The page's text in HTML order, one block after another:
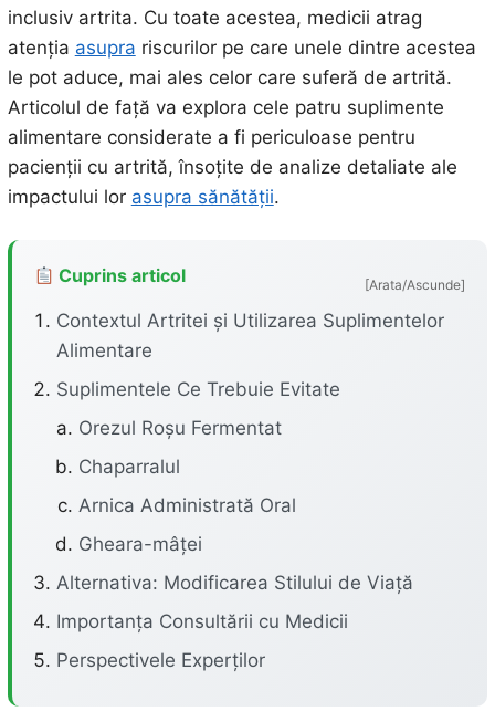
inclusiv artrita. Cu toate acestea, medicii atrag
atenția asupra riscurilor pe care unele dintre acestea
le pot aduce, mai ales celor care suferă de artrită.
Articolul de față va explora cele patru suplimente
alimentare considerate a fi periculoase pentru
pacienții cu artrită, însoțite de analize detaliate ale
impactului lor asupra sănătății.
Cuprins articol [Arata/Ascunde]
Contextul Artritei și Utilizarea Suplimentelor
Alimentare
Suplimentele Ce Trebuie Evitate
Orezul Roșu Fermentat
Chaparralul
Arnica Administrată Oral
Gheara-mâței
Alternativa: Modificarea Stilului de Viață
Importanța Consultării cu Medicii
Perspectivele Experților